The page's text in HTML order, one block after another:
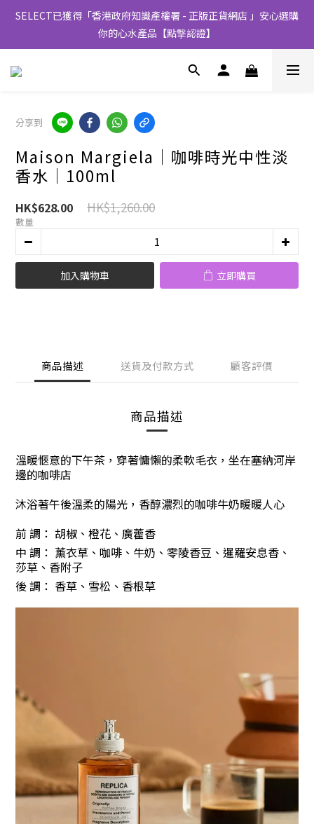
SELECT已獲得「香港政府知識產權署 - 正版正貨網店 」安心選購
你的心水產品【點撃認證】
分享到
Maison Margiela│咖啡時光中性淡
香水│100ml
HK$628.00 HK$1,260.00
數量
加入購物車 立即購買
商品描述 送貨及付款方式 顧客評價
商品描述
溫暖愜意的下午茶， 穿著慵懶的柔軟毛衣 ， 坐在塞納河岸
邊的咖啡店
沐浴著午後溫柔的陽光 ， 香醇濃烈的咖啡牛奶暖暖人心
前 調： 胡椒、橙花、廣藿香
中 調： 薰衣草、咖啡、牛奶、零陵香豆、暹羅安息香、
莎草、香附子
後 調： 香草、雪松、香根草